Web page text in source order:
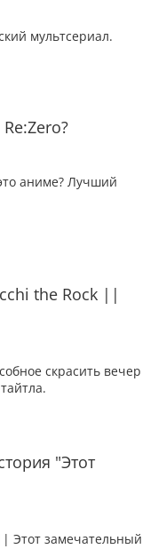
мультсериал.
аниме? Лучший
the Rock ||
скрасить вечер
"Этот
Этот замечательный